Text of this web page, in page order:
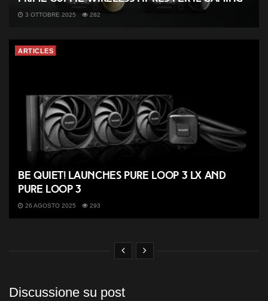
3 OTTOBRE 2025 282
ARTICLES
be quiet! launches Pure Loop 3 LX and
Pure Loop 3
26 AGOSTO 2025 293
Discussione su post